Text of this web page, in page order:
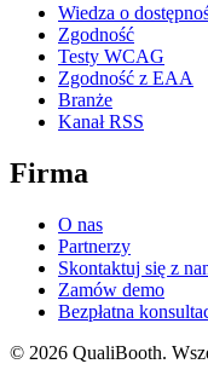
Wiedza o
Zgodność
Testy WCAG
Zgodność z EAA
Branże
Kanał RSS
Firma
O nas
Partnerzy
Skontaktuj się z
Zamów demo
Bezpłatna
© 2026 QualiBooth.